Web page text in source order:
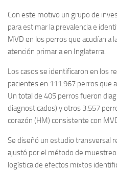
Con este motivo un grupo de
para estimar la prevalencia e
MVD en los perros que acudían a
atención primaria en Inglaterra.
Los casos se identificaron en los
pacientes en 111.967 perros que
Un total de 405 perros fueron
diagnosticados) y otros 3.557
corazón (HM) consistente con
Se diseñó un estudio transversal
ajustó por el método de
logística de efectos mixtos